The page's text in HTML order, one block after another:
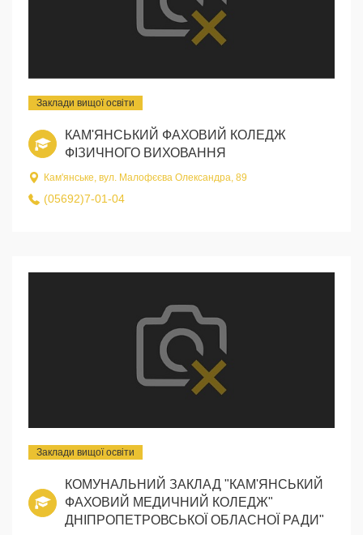
Заклади вищої освіти
КАМ'ЯНСЬКИЙ ФАХОВИЙ КОЛЕДЖ
ФІЗИЧНОГО ВИХОВАННЯ
Кам'янське, вул. Малофєєва Олександра, 89
(05692)7-01-04
Заклади вищої освіти
КОМУНАЛЬНИЙ ЗАКЛАД "КАМ'ЯНСЬКИЙ
ФАХОВИЙ МЕДИЧНИЙ КОЛЕДЖ"
ДНІПРОПЕТРОВСЬКОЇ ОБЛАСНОЇ РАДИ"